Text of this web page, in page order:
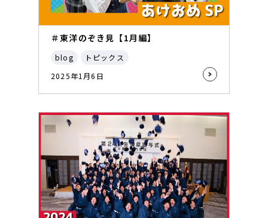
＃東洋のぞき見【1月編】
blog
トピックス
2025年1月6日